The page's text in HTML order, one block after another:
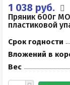
1 038 руб.
Пряник 600г
пластиковой
Срок годности
Вложений в
Вес